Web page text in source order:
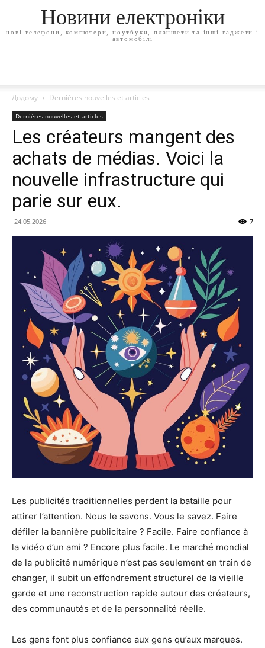
Новини електроніки
нові телефони, компютери, ноутбуки, планшети та інші гаджети і
автомобілі
Додому Dernières nouvelles et articles
Dernières nouvelles et articles
Les créateurs mangent des
achats de médias. Voici la
nouvelle infrastructure qui
parie sur eux.
24.05.2026 7
Les publicités traditionnelles perdent la bataille pour
attirer l’attention. Nous le savons. Vous le savez. Faire
défiler la bannière publicitaire ? Facile. Faire confiance à
la vidéo d’un ami ? Encore plus facile. Le marché mondial
de la publicité numérique n’est pas seulement en train de
changer, il subit un effondrement structurel de la vieille
garde et une reconstruction rapide autour des créateurs,
des communautés et de la personnalité réelle.
Les gens font plus confiance aux gens qu’aux marques.